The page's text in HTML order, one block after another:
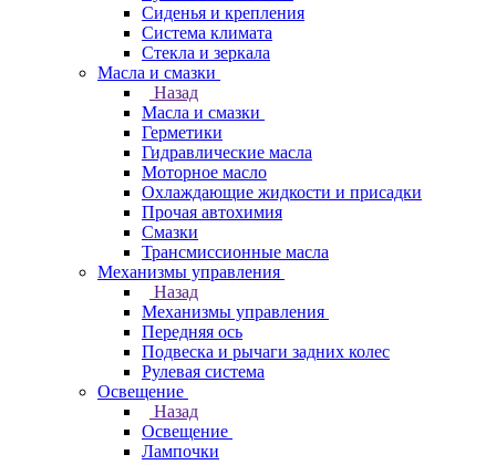
Сиденья и крепления
Система климата
Стекла и зеркала
Масла и смазки
Назад
Масла и смазки
Герметики
Гидравлические масла
Моторное масло
Охлаждающие жидкости и присадки
Прочая автохимия
Смазки
Трансмиссионные масла
Механизмы управления
Назад
Механизмы управления
Передняя ось
Подвеска и рычаги задних колес
Рулевая система
Освещение
Назад
Освещение
Лампочки